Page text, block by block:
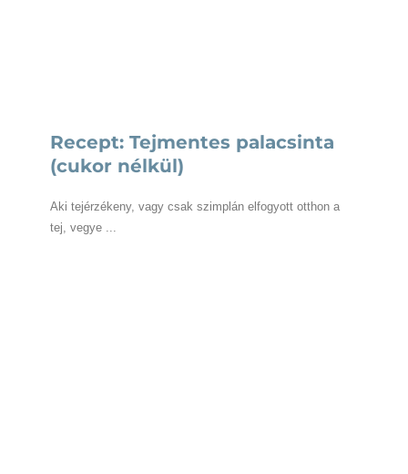
Recept: Tejmentes palacsinta
(cukor nélkül)
Aki tejérzékeny, vagy csak szimplán elfogyott otthon a
tej, vegye ...